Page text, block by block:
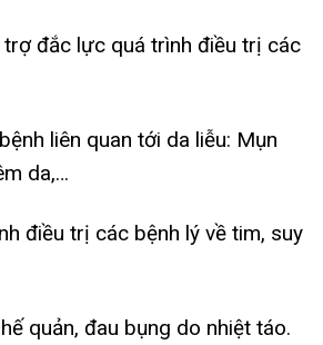
trợ đắc lực quá trình điều trị các
liên quan tới da liễu: Mụn
da,…
điều trị các bệnh lý về tim, suy
quản, đau bụng do nhiệt táo.